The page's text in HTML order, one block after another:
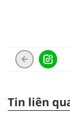
Tin liên